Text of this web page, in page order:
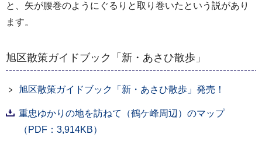
と、矢が腰巻のようにぐるりと取り巻いたという説があり
ます。
旭区散策ガイドブック「新・あさひ散歩」
旭区散策ガイドブック「新・あさひ散歩」発売！
重忠ゆかりの地を訪ねて（鶴ケ峰周辺）のマップ
（PDF：3,914KB）